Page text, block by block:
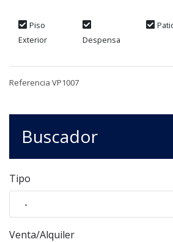
Piso
Exterior
Despensa
Referencia VP1007
Buscador
Tipo
Venta/Alquiler